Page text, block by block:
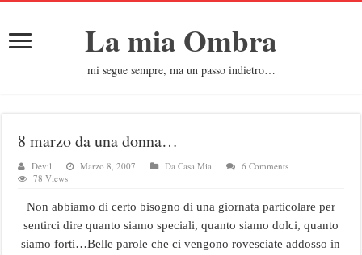
La mia Ombra
mi segue sempre, ma un passo indietro…
8 marzo da una donna…
Devil Marzo 8, 2007 Da Casa Mia
6 Comments
78 Views
Non abbiamo di certo bisogno di una giornata particolare per
sentirci dire quanto siamo speciali, quanto siamo dolci, quanto
siamo forti…Belle parole che ci vengono rovesciate addosso in